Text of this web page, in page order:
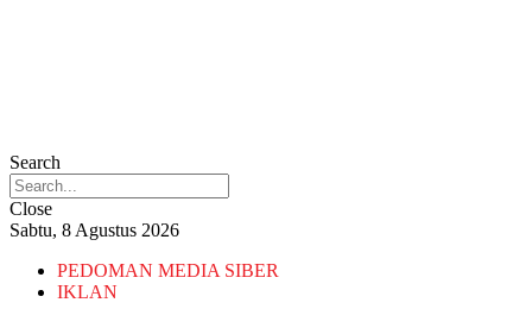
Search
Close
Sabtu, 8 Agustus 2026
PEDOMAN MEDIA SIBER
IKLAN